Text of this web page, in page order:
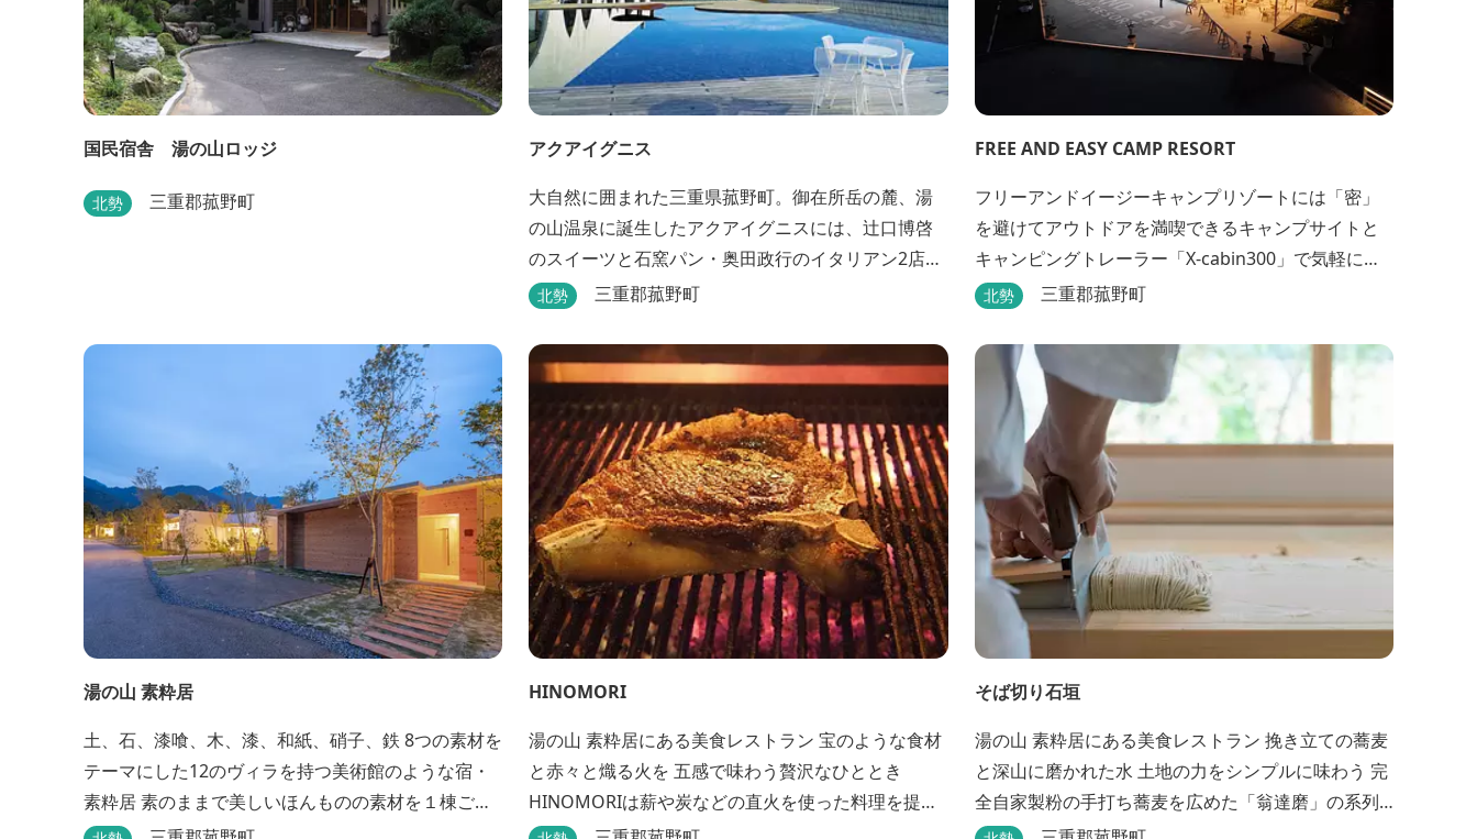
国民宿舎 湯の山ロッジ
北勢 三重郡菰野町
アクアイグニス
大自然に囲まれた三重県菰野町。御在所岳の麓、湯
の山温泉に誕生したアクアイグニスには、辻󠄀口博啓
のスイーツと石窯パン・奥田政行のイタリアン2店
舗・笠原将弘の和食・源泉100％掛け流しの温泉・宿
『癒し』と『食』が集結しております。 【『癒し』
の追求 】 ◆源泉100%掛け流し「片岡温泉」 片岡温
泉は、地下1,200ｍより湯口で約42℃の...
北勢 三重郡菰野町
FREE AND EASY CAMP RESORT
フリーアンドイージーキャンプリゾートには「密」
を避けてアウトドアを満喫できるキャンプサイトと
キャンピングトレーラー「X-cabin300」で気軽に非
日常的な空間を楽しめるX-cabinトレーラーサイト、
切サウナ施設などを完備、キャンプしながら併設し
ている片岡温泉「アクアイグニス」の入浴利用もで
きるキャンプリゾートです。
北勢 三重郡菰野町
湯の山 素粋居
土、石、漆喰、木、漆、和紙、硝子、鉄 8つの素材を
テーマにした12のヴィラを持つ美術館のような宿・
素粋居 素のままで美しいほんものの素材を１棟ごと
に選び、時とともに味わいの増す12棟のヴィラをつ
HINOMORI
湯の山 素粋居にある美食レストラン 宝のような食材
と赤々と熾る火を 五感で味わう贅沢なひととき
HINOMORIは薪や炭などの直火を使った料理を提供
します。炎が消えて熾火になる瞬間の上品な香りを
そば切り石垣
湯の山 素粋居にある美食レストラン 挽き立ての蕎麦
と深山に磨かれた水 土地の力をシンプルに味わう 完
全自家製粉の手打ち蕎麦を広めた「翁達磨」の系列
で、ミシュラン1つ星の「なにわ翁」で研鑽を積んだ